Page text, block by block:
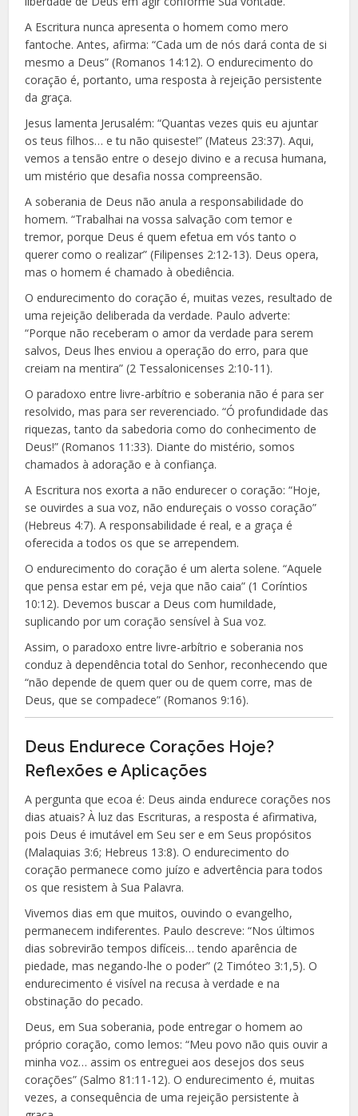
A Escritura nunca apresenta o homem como mero
fantoche. Antes, afirma: “Cada um de nós dará conta de si
mesmo a Deus” (Romanos 14:12). O endurecimento do
coração é, portanto, uma resposta à rejeição persistente
da graça.
Jesus lamenta Jerusalém: “Quantas vezes quis eu ajuntar
os teus filhos… e tu não quiseste!” (Mateus 23:37). Aqui,
vemos a tensão entre o desejo divino e a recusa humana,
um mistério que desafia nossa compreensão.
A soberania de Deus não anula a responsabilidade do
homem. “Trabalhai na vossa salvação com temor e
tremor, porque Deus é quem efetua em vós tanto o
querer como o realizar” (Filipenses 2:12-13). Deus opera,
mas o homem é chamado à obediência.
O endurecimento do coração é, muitas vezes, resultado de
uma rejeição deliberada da verdade. Paulo adverte:
“Porque não receberam o amor da verdade para serem
salvos, Deus lhes enviou a operação do erro, para que
creiam na mentira” (2 Tessalonicenses 2:10-11).
O paradoxo entre livre-arbítrio e soberania não é para ser
resolvido, mas para ser reverenciado. “Ó profundidade das
riquezas, tanto da sabedoria como do conhecimento de
Deus!” (Romanos 11:33). Diante do mistério, somos
chamados à adoração e à confiança.
A Escritura nos exorta a não endurecer o coração: “Hoje,
se ouvirdes a sua voz, não endureçais o vosso coração”
(Hebreus 4:7). A responsabilidade é real, e a graça é
oferecida a todos os que se arrependem.
O endurecimento do coração é um alerta solene. “Aquele
que pensa estar em pé, veja que não caia” (1 Coríntios
10:12). Devemos buscar a Deus com humildade,
suplicando por um coração sensível à Sua voz.
Assim, o paradoxo entre livre-arbítrio e soberania nos
conduz à dependência total do Senhor, reconhecendo que
“não depende de quem quer ou de quem corre, mas de
Deus, que se compadece” (Romanos 9:16).
Deus Endurece Corações Hoje?
Reflexões e Aplicações
A pergunta que ecoa é: Deus ainda endurece corações nos
dias atuais? À luz das Escrituras, a resposta é afirmativa,
pois Deus é imutável em Seu ser e em Seus propósitos
(Malaquias 3:6; Hebreus 13:8). O endurecimento do
coração permanece como juízo e advertência para todos
os que resistem à Sua Palavra.
Vivemos dias em que muitos, ouvindo o evangelho,
permanecem indiferentes. Paulo descreve: “Nos últimos
dias sobrevirão tempos difíceis… tendo aparência de
piedade, mas negando-lhe o poder” (2 Timóteo 3:1,5). O
endurecimento é visível na recusa à verdade e na
obstinação do pecado.
Deus, em Sua soberania, pode entregar o homem ao
próprio coração, como lemos: “Meu povo não quis ouvir a
minha voz… assim os entreguei aos desejos dos seus
corações” (Salmo 81:11-12). O endurecimento é, muitas
vezes, a consequência de uma rejeição persistente à